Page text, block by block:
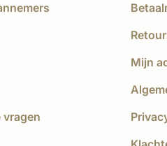
vragen
Mijn